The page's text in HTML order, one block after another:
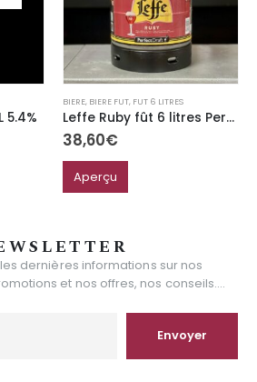
5.4%
BIERE, BIERE FUT, FUT 6 LITRES
Leffe Ruby fût 6 litres Perfect Draft 5%
38,60€
Aperçu
dernières informations sur nos
et nos offres, nos conseils....